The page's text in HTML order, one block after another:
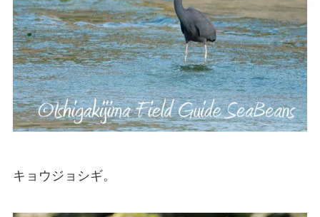
キョウジョシギ。